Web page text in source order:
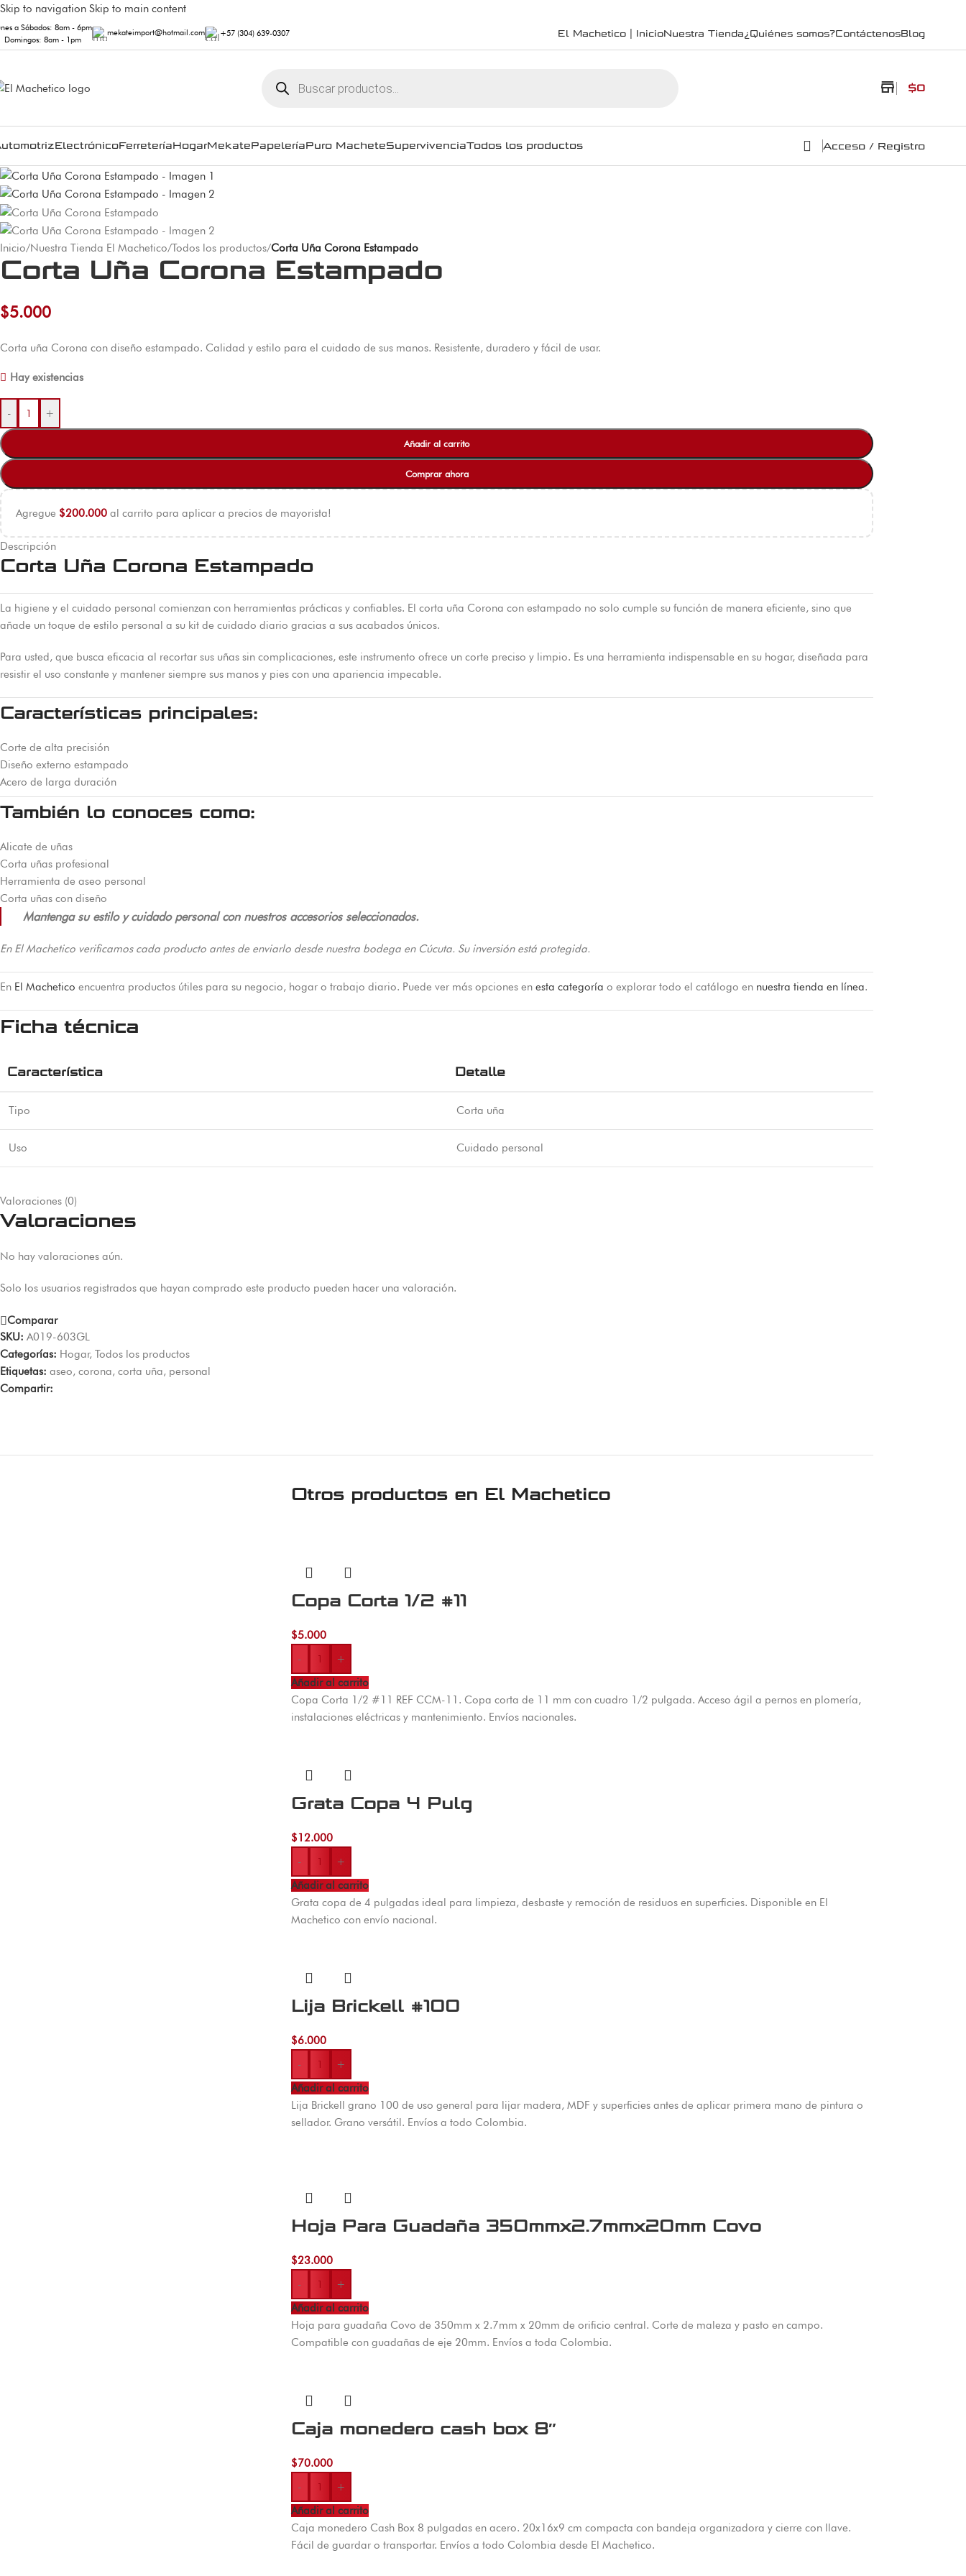
Skip to navigation Skip to main content
a Sábados: 8am - 6pm
Domingos: 8am - 1pm
mekateimport@hotmail.com +57 (304) 639-0307 El Machetico | InicioNuestra Tienda¿Quiénes somos?ContáctenosBlog
store $0
ElectrónicoFerreteríaHogarMekatePapeleríaPuro MacheteSupervivenciaTodos los productos Acceso / Registro
Inicio/Nuestra Tienda El Machetico/Todos los productos/Corta Uña Corona Estampado
Corta Uña Corona Estampado
$5.000
Corta uña Corona con diseño estampado. Calidad y estilo para el cuidado de sus manos. Resistente, duradero y fácil de usar.
Hay existencias
- +
Añadir al carrito
Comprar ahora
Agregue $200.000 al carrito para aplicar a precios de mayorista!
Descripción
Corta Uña Corona Estampado
La higiene y el cuidado personal comienzan con herramientas prácticas y confiables. El corta uña Corona con estampado no solo cumple su función de manera eficiente, sino que
añade un toque de estilo personal a su kit de cuidado diario gracias a sus acabados únicos.
Para usted, que busca eficacia al recortar sus uñas sin complicaciones, este instrumento ofrece un corte preciso y limpio. Es una herramienta indispensable en su hogar, diseñada para
resistir el uso constante y mantener siempre sus manos y pies con una apariencia impecable.
Características principales:
Corte de alta precisión
Diseño externo estampado
Acero de larga duración
También lo conoces como:
Alicate de uñas
Corta uñas profesional
Herramienta de aseo personal
Corta uñas con diseño
Mantenga su estilo y cuidado personal con nuestros accesorios seleccionados.
En El Machetico verificamos cada producto antes de enviarlo desde nuestra bodega en Cúcuta. Su inversión está protegida.
En El Machetico encuentra productos útiles para su negocio, hogar o trabajo diario. Puede ver más opciones en esta categoría o explorar todo el catálogo en nuestra tienda en línea.
Ficha técnica
Característica Detalle
Tipo Corta uña
Uso Cuidado personal
Valoraciones (0)
Valoraciones
No hay valoraciones aún.
Solo los usuarios registrados que hayan comprado este producto pueden hacer una valoración.
Comparar
SKU: A019-603GL
Categorías: Hogar, Todos los productos
Etiquetas: aseo, corona, corta uña, personal
Compartir:
Otros productos en El Machetico
Copa Corta 1/2 #11
$5.000
-
+
Añadir al carrito
Copa Corta 1/2 #11 REF CCM-11. Copa corta de 11 mm con cuadro 1/2 pulgada. Acceso ágil a pernos en plomería,
instalaciones eléctricas y mantenimiento. Envíos nacionales.
Grata Copa 4 Pulg
$12.000
-
+
Añadir al carrito
Grata copa de 4 pulgadas ideal para limpieza, desbaste y remoción de residuos en superficies. Disponible en El
Machetico con envío nacional.
Lija Brickell #100
$6.000
-
+
Añadir al carrito
Lija Brickell grano 100 de uso general para lijar madera, MDF y superficies antes de aplicar primera mano de pintura o
sellador. Grano versátil. Envíos a todo Colombia.
Hoja Para Guadaña 350mmx2.7mmx20mm Covo
$23.000
-
+
Añadir al carrito
Hoja para guadaña Covo de 350mm x 2.7mm x 20mm de orificio central. Corte de maleza y pasto en campo.
Compatible con guadañas de eje 20mm. Envíos a toda Colombia.
Caja monedero cash box 8″
$70.000
-
+
Añadir al carrito
Caja monedero Cash Box 8 pulgadas en acero. 20x16x9 cm compacta con bandeja organizadora y cierre con llave.
Fácil de guardar o transportar. Envíos a todo Colombia desde El Machetico.